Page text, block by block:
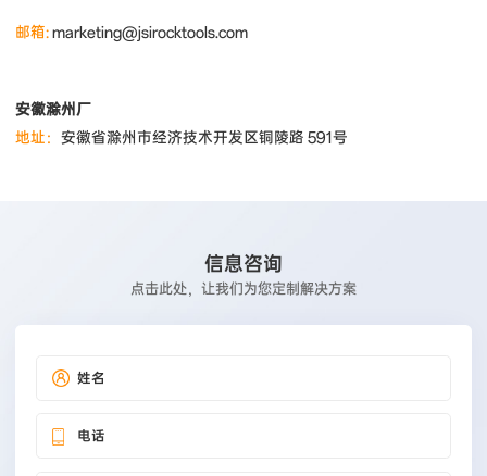
邮箱:marketing@jsirocktools.com
安徽滁州厂
地址：安徽省滁州市经济技术开发区铜陵路 591号
信息咨询
点击此处，让我们为您定制解决方案
姓名
电话